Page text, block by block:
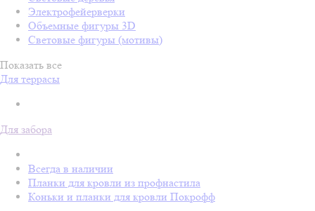
Электрофейерверки
Объемные фигуры 3D
Световые фигуры (мотивы)
Показать все
Для террасы
Для забора
Всегда в наличии
Планки для кровли из профнастила
Коньки и планки для кровли Покрофф